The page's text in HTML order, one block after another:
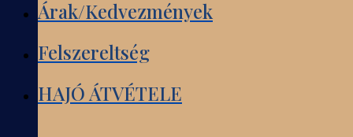
Árak/Kedvezmények
Felszereltség
HAJÓ ÁTVÉTELE